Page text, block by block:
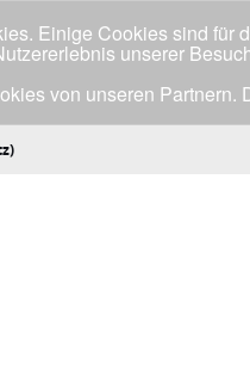
Einige Cookies sind für
unserer
von unseren Partnern.
Verwendung aller